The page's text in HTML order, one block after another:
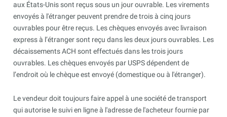
aux États-Unis sont reçus sous un jour ouvrable. Les virements
envoyés à l'étranger peuvent prendre de trois à cinq jours
ouvrables pour être reçus. Les chèques envoyés avec livraison
express à l’étranger sont reçu dans les deux jours ouvrables. Les
décaissements ACH sont effectués dans les trois jours
ouvrables. Les chèques envoyés par USPS dépendent de
l’endroit où le chèque est envoyé (domestique ou à l'étranger).
Le vendeur doit toujours faire appel à une société de transport
qui autorise le suivi en ligne à l'adresse de l'acheteur fournie par